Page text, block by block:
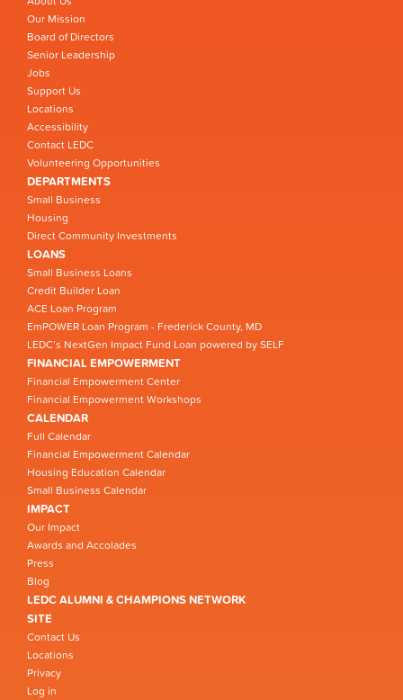
Our Mission
Board of Directors
Senior Leadership
Jobs
Support Us
Locations
Accessibility
Contact LEDC
Volunteering Opportunities
DEPARTMENTS
Small Business
Housing
Direct Community Investments
LOANS
Small Business Loans
Credit Builder Loan
ACE Loan Program
EmPOWER Loan Program - Frederick County, MD
LEDC’s NextGen Impact Fund Loan powered by SELF
FINANCIAL EMPOWERMENT
Financial Empowerment Center
Financial Empowerment Workshops
CALENDAR
Full Calendar
Financial Empowerment Calendar
Housing Education Calendar
Small Business Calendar
IMPACT
Our Impact
Awards and Accolades
Press
Blog
LEDC ALUMNI & CHAMPIONS NETWORK
SITE
Contact Us
Locations
Privacy
Log in